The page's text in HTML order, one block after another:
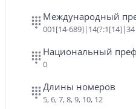
Международный
001[14-
Национальный
0
Длины номеров
5, 6, 7, 8, 9, 10, 12